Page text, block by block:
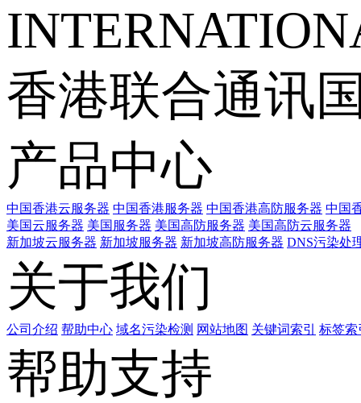
香港联合通讯
产品中心
中国香港云服务器 中国香港服务器 中国香港高防服务器 中国
美国云服务器 美国服务器 美国高防服务器 美国高防云服务器
新加坡云服务器 新加坡服务器 新加坡高防服务器 DNS污染处
关于我们
公司介绍 帮助中心 域名污染检测 网站地图 关键词索引 标签索
帮助支持